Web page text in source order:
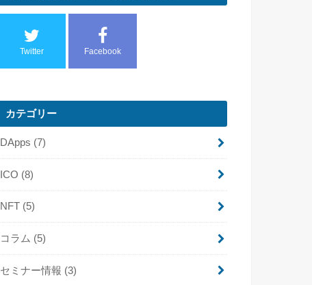
Twitter Facebook
カテゴリー
DApps (7)
ICO (8)
NFT (5)
コラム (5)
セミナー情報 (3)